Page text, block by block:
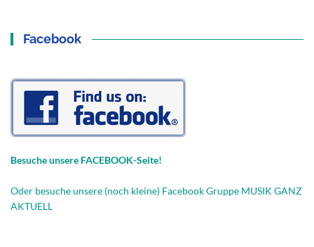
Facebook
Besuche unsere FACEBOOK-Seite!
Oder besuche unsere (noch kleine) Facebook Gruppe MUSIK GANZ
AKTUELL